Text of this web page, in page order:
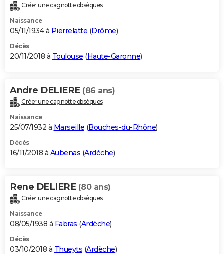
Créer une cagnotte obsèques
Naissance
05/11/1934 à Pierrelatte (Drôme)
Décès
20/11/2018 à Toulouse (Haute-Garonne)
Andre DELIERE (86 ans)
Créer une cagnotte obsèques
Naissance
25/07/1932 à Marseille (Bouches-du-Rhône)
Décès
16/11/2018 à Aubenas (Ardèche)
Rene DELIERE (80 ans)
Créer une cagnotte obsèques
Naissance
08/05/1938 à Fabras (Ardèche)
Décès
03/10/2018 à Thueyts (Ardèche)